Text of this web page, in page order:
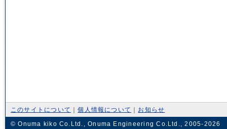
このサイトについて ｜個人情報について
お知らせ
© Onuma kiko Co.Ltd., Onuma Engineering Co.Ltd., 2005-2026